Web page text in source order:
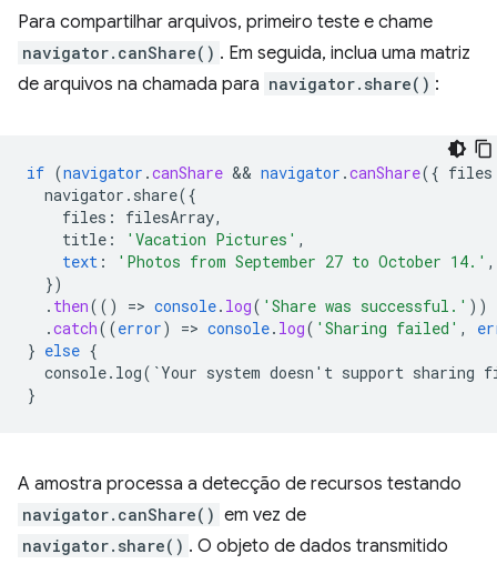
Para compartilhar arquivos, primeiro teste e chame
navigator.canShare() . Em seguida, inclua uma matriz
de arquivos na chamada para navigator.share() :
if (navigator .canShare && navigator .canShare({ files
navigator.share({
files : filesArray,
title : 'Vacation Pictures' ,
text : 'Photos from September 27 to October 14.' ,
})
. then(() => console. log( 'Share was successful.' ))
.catch((error) => console. log( 'Sharing failed' ,
} else {
console.log(`Your system doesn't support sharing
}
A amostra processa a detecção de recursos testando
navigator.canShare() em vez de
navigator.share() . O objeto de dados transmitido